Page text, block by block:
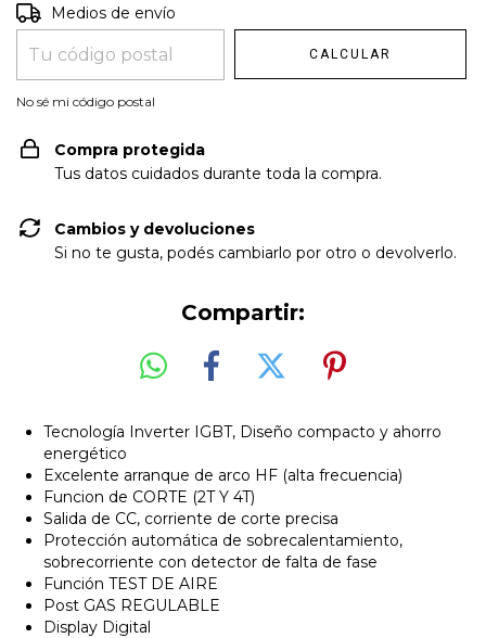
Entregas para el CP:
Medios de envío
CALCULAR
No sé mi código postal
Compra protegida
Tus datos cuidados durante toda la compra.
Cambios y devoluciones
Si no te gusta, podés cambiarlo por otro o devolverlo.
Compartir:
Tecnología Inverter IGBT, Diseño compacto y ahorro
energético
Excelente arranque de arco HF (alta frecuencia)
Funcion de CORTE (2T Y 4T)
Salida de CC, corriente de corte precisa
Protección automática de sobrecalentamiento,
sobrecorriente con detector de falta de fase
Función TEST DE AIRE
Post GAS REGULABLE
Display Digital